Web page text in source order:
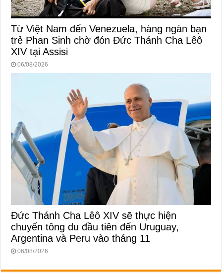
Từ Việt Nam đến Venezuela, hàng ngàn bạn
trẻ Phan Sinh chờ đón Đức Thánh Cha Lêô
XIV tại Assisi
06/08/2026
Đức Thánh Cha Lêô XIV sẽ thực hiện
chuyến tông du đầu tiên đến Uruguay,
Argentina và Peru vào tháng 11
06/08/2026